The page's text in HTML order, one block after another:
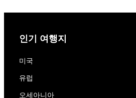
인기 여행지
미국
유럽
오세아니아